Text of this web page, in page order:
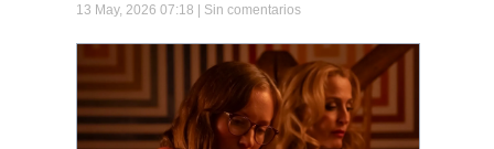
13 May, 2026 07:18 | Sin comentarios